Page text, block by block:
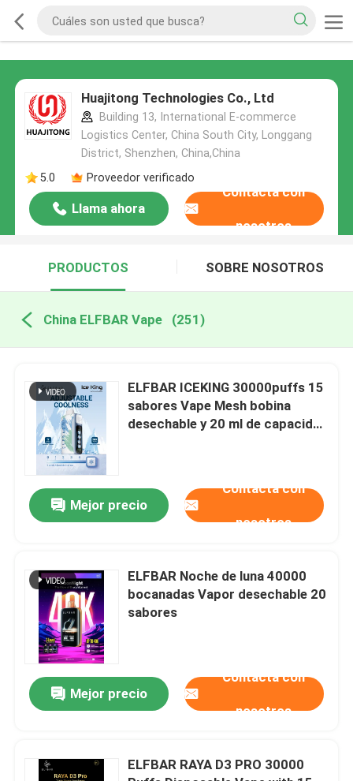
Huajitong Technologies Co., Ltd
Building 13, International E-commerce
Logistics Center, China South City, Longgang
District, Shenzhen, China,China
5.0
Proveedor verificado
Llama ahora
Contacta con
nosotros
PRODUCTOS SOBRE NOSOTROS
China ELFBAR Vape (251)
ELFBAR ICEKING 30000puffs 15
sabores Vape Mesh bobina
desechable y 20 ml de capacidad
Mejor precio
Contacta con
nosotros
ELFBAR Noche de luna 40000
bocanadas Vapor desechable 20
sabores
Mejor precio
Contacta con
nosotros
ELFBAR RAYA D3 PRO 30000